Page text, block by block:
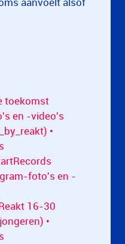
toekomst
en -video's
•
foto's en -
16-30
•